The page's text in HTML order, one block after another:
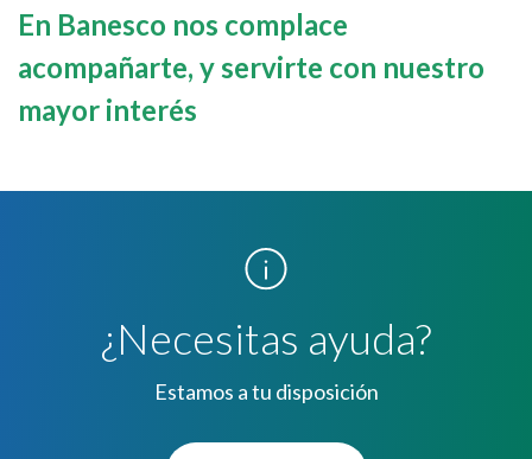
En Banesco nos complace
acompañarte, y servirte con nuestro
mayor interés
¿Necesitas ayuda?
Estamos a tu disposición